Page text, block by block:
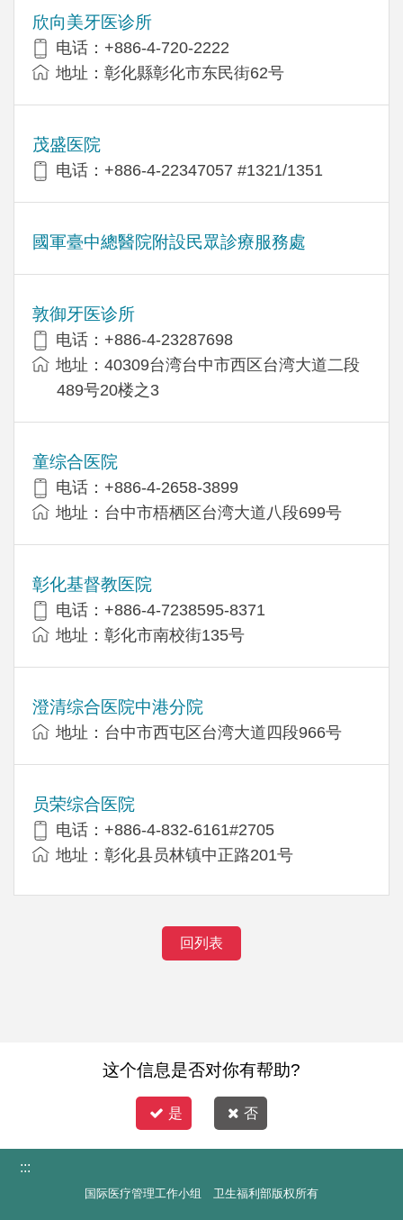
欣向美牙医诊所
电话：+886-4-720-2222
地址：彰化縣彰化市东民街62号
茂盛医院
电话：+886-4-22347057 #1321/1351
國軍臺中總醫院附設民眾診療服務處
敦御牙医诊所
电话：+886-4-23287698
地址：40309台湾台中市西区台湾大道二段
489号20楼之3
童综合医院
电话：+886-4-2658-3899
地址：台中市梧栖区台湾大道八段699号
彰化基督教医院
电话：+886-4-7238595-8371
地址：彰化市南校街135号
澄清综合医院中港分院
地址：台中市西屯区台湾大道四段966号
员荣综合医院
电话：+886-4-832-6161#2705
地址：彰化县员林镇中正路201号
回列表
这个信息是否对你有帮助?
是 否
:::
国际医疗管理工作小组 卫生福利部版权所有